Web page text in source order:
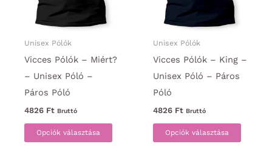
termékoldalon
választhatók
Unisex Pólók
Vicces Pólók – Miért?
– Unisex Póló –
Páros Póló
4826 Ft Bruttó
Opciók választása
Ennek
a
Unisex Pólók
Vicces Pólók – King –
Unisex Póló – Páros
Póló
4826 Ft Bruttó
Opciók választása
Ennek
a